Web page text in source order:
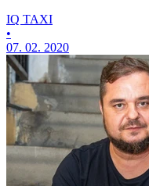
IQ TAXI
•
07. 02. 2020